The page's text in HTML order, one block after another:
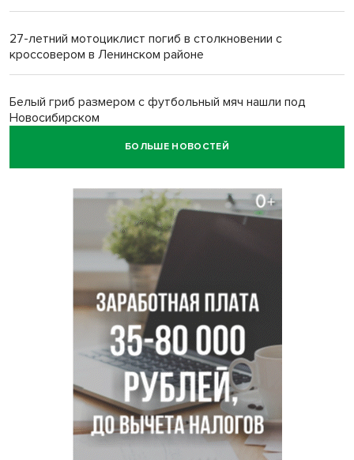
27-летний мотоциклист погиб в столкновении с
кроссовером в Ленинском районе
Белый гриб размером с футбольный мяч нашли под
Новосибирском
Спортсмены Новосибирска сдали почти 15 литров крови
Фейковые письма о защите от БПЛА рассылают
предприятиям Новосибирска
Миллион за переезд: в сёла Новосибирской области едут
20 работников культуры
О похолодании в августе-2026 рассказали синоптики в
БОЛЬШЕ НОВОСТЕЙ